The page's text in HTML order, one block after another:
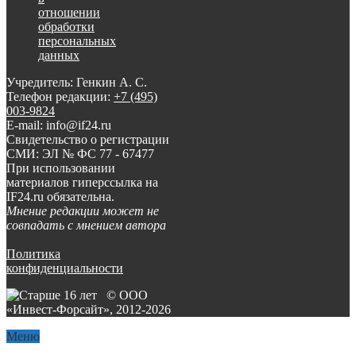
отношении
обработки
персональных
данных
Учредитель: Генкин А. С.
Телефон редакции: +7 (495)
003-9824
E-mail: info@if24.ru
Свидетельство о регистрации
СМИ: ЭЛ № ФС 77 - 67477
При использовании
материалов гиперссылка на
IF24.ru обязательна.
Мнение редакции может не
совпадать с мнением автора
Политика
конфиденциальности
© ООО
«Инвест-Форсайт», 2012-2026
Меню